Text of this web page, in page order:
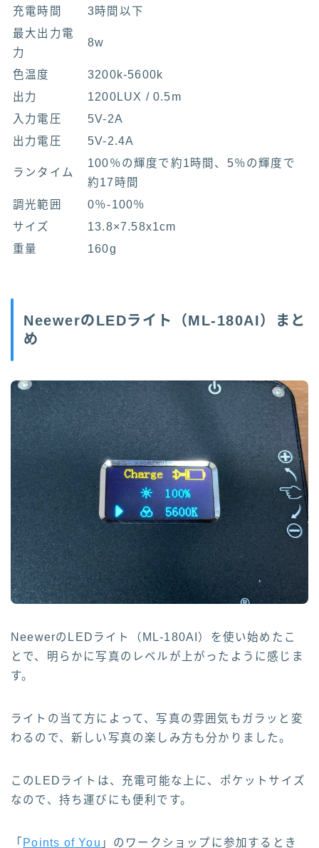
Follow Me
充電時間
3時間以下
最大出力電
力
8w
色温度
3200k-5600k
出力
1200LUX / 0.5m
入力電圧
5V-2A
出力電圧
5V-2.4A
ランタイム
100％の輝度で約1時間、5％の輝度で
約17時間
調光範囲
0％-100％
サイズ
13.8×7.58x1cm
重量
160g
NeewerのLEDライト（ML-180AI）まと
め
NeewerのLEDライト（ML-180AI）を使い始めたこ
とで、明らかに写真のレベルが上がったように感じま
す。
ライトの当て方によって、写真の雰囲気もガラッと変
わるので、新しい写真の楽しみ方も分かりました。
このLEDライトは、充電可能な上に、ポケットサイズ
なので、持ち運びにも便利です。
「 Points of You 」のワークショップに参加するとき